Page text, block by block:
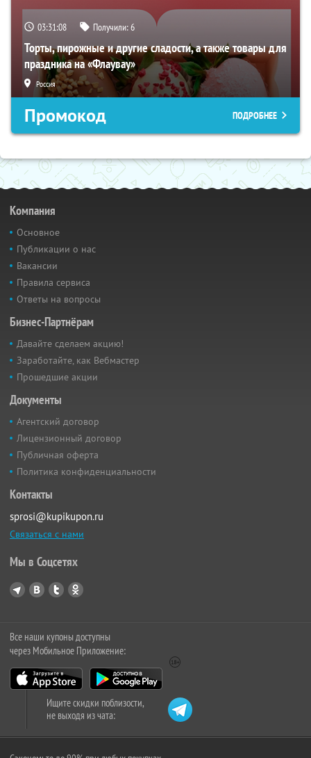
03:31:08 Получили:6
Торты, пирожные и другие сладости, а также товары для
праздника на «Флаувау»
Россия
Промокод ПОДРОБНЕЕ
Компания
Основное
Публикации о нас
Вакансии
Правила сервиса
Ответы на вопросы
Бизнес-Партнёрам
Давайте сделаем акцию!
Заработайте, как Вебмастер
Прошедшие акции
Документы
Агентский договор
Лицензионный договор
Публичная оферта
Политика конфиденциальности
Контакты
sprosi@kupikupon.ru
Связаться с нами
Мы в Соцсетях
Все наши купоны доступны
через Мобильное Приложение:
Ищите скидки поблизости,
не выходя из чата: